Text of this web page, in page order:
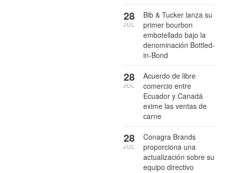
Bib & Tucker lanza su
primer bourbon
embotellado bajo la
denominación Bottled-
in-Bond
28
JUL
Acuerdo de libre
comercio entre
Ecuador y Canadá
exime las ventas de
carne
28
JUL
Conagra Brands
proporciona una
actualización sobre su
equipo directivo
28
JUL